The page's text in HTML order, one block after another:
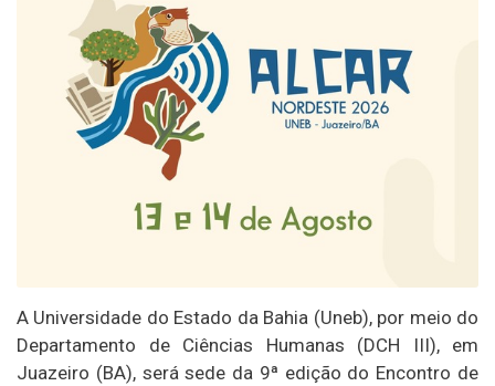
A Universidade do Estado da Bahia (Uneb), por meio do
Departamento de Ciências Humanas (DCH III), em
Juazeiro (BA), será sede da 9ª edição do Encontro de